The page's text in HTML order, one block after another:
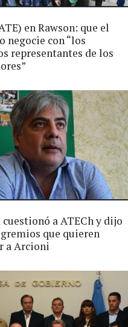
en Rawson: que el
negocie con “los
representantes de los
a ATECh y dijo
que quieren
a Arcioni